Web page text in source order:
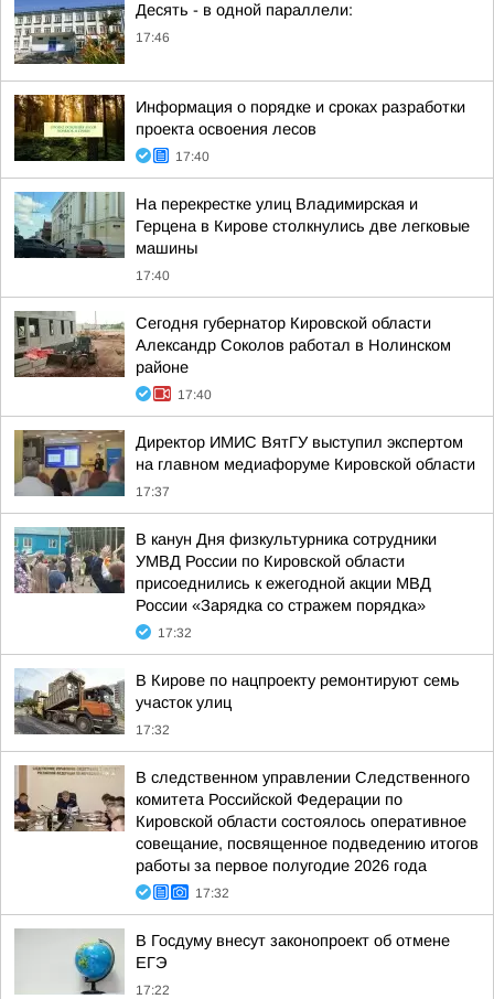
Десять - в одной параллели:
17:46
Информация о порядке и сроках разработки
проекта освоения лесов
17:40
На перекрестке улиц Владимирская и
Герцена в Кирове столкнулись две легковые
машины
17:40
Сегодня губернатор Кировской области
Александр Соколов работал в Нолинском
районе
17:40
Директор ИМИС ВятГУ выступил экспертом
на главном медиафоруме Кировской области
17:37
В канун Дня физкультурника сотрудники
УМВД России по Кировской области
присоеднились к ежегодной акции МВД
России «Зарядка со стражем порядка»
17:32
В Кирове по нацпроекту ремонтируют семь
участок улиц
17:32
В следственном управлении Следственного
комитета Российской Федерации по
Кировской области состоялось оперативное
совещание, посвященное подведению итогов
работы за первое полугодие 2026 года
17:32
В Госдуму внесут законопроект об отмене
ЕГЭ
17:22